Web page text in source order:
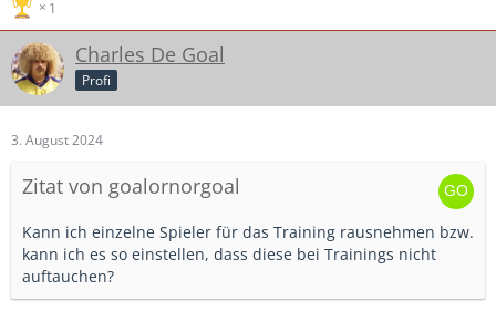
1
Charles De Goal
Profi
3. August 2024
Zitat von goalornorgoal
Kann ich einzelne Spieler für das Training rausnehmen bzw.
kann ich es so einstellen, dass diese bei Trainings nicht
auftauchen?